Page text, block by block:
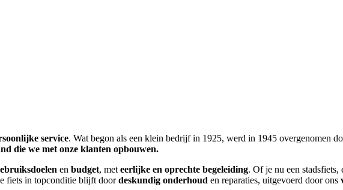
service. Wat begon als een klein bedrijf in 1925, werd in 1945 overgenomen
die we met onze klanten opbouwen.
en budget, met eerlijke en oprechte begeleiding. Of je nu een
fiets in topconditie blijft doordeskundig onderhoud en reparaties, uitgevoerd door ons